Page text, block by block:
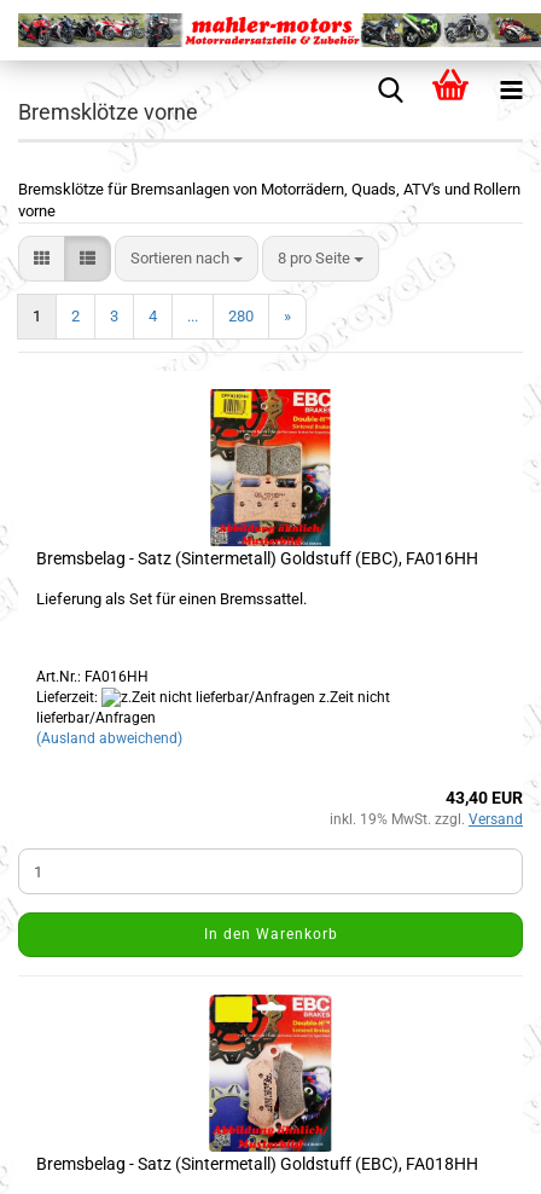
Bremsklötze vorne
Bremsklötze für Bremsanlagen von Motorrädern, Quads, ATV's und Rollern
vorne
Sortieren nach 8 pro Seite
1 2 3 4 ... 280 »
Bremsbelag - Satz (Sintermetall) Goldstuff (EBC), FA016HH
Lieferung als Set für einen Bremssattel.
Art.Nr.: FA016HH
Lieferzeit:
z.Zeit nicht
lieferbar/Anfragen
(Ausland abweichend)
43,40 EUR
inkl. 19% MwSt. zzgl. Versand
In den Warenkorb
Bremsbelag - Satz (Sintermetall) Goldstuff (EBC), FA018HH